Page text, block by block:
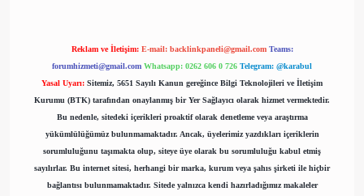
Reklam ve İletişim: E-mail: backlinkpaneli@gmail.com Teams:
forumhizmeti@gmail.com Whatsapp: 0262 606 0 726 Telegram: @karabul
Yasal Uyarı: Sitemiz, 5651 Sayılı Kanun gereğince Bilgi Teknolojileri ve İletişim
Kurumu (BTK) tarafından onaylanmış bir Yer Sağlayıcı olarak hizmet vermektedir.
Bu nedenle, sitedeki içerikleri proaktif olarak denetleme veya araştırma
yükümlülüğümüz bulunmamaktadır. Ancak, üyelerimiz yazdıkları içeriklerin
sorumluluğunu taşımakta olup, siteye üye olarak bu sorumluluğu kabul etmiş
sayılırlar. Bu internet sitesi, herhangi bir marka, kurum veya şahıs şirketi ile hiçbir
bağlantısı bulunmamaktadır. Sitede yalnızca kendi hazırladığımız makaleler